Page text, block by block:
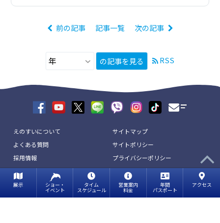
展示 ショー・
イベント
タイム
スケジュール
営業案内
料金
年間
パスポート
アクセス
前の記事 記事一覧 次の記事
の記事を見る RSS
えのすいについて
よくある質問
採用情報
リンク
サイトマップ
サイトポリシー
プライバシーポリシー
お問い合わせ